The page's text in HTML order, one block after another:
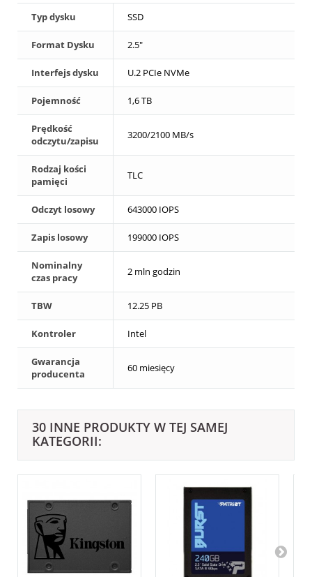
Typ dysku SSD
Format Dysku 2.5"
Interfejs dysku U.2 PCIe NVMe
Pojemność 1,6 TB
Prędkość
odczytu/zapisu
3200/2100 MB/s
Rodzaj kości
pamięci
TLC
Odczyt losowy 643000 IOPS
Zapis losowy 199000 IOPS
Nominalny
czas pracy
2 mln godzin
TBW 12.25 PB
Kontroler Intel
Gwarancja
producenta
60 miesięcy
30 INNE PRODUKTY W TEJ SAMEJ
KATEGORII: